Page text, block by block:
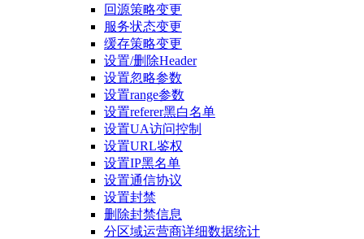
回源策略变更
服务状态变更
缓存策略变更
设置/删除Header
设置忽略参数
设置range参数
设置referer黑白名单
设置UA访问控制
设置URL鉴权
设置IP黑名单
设置通信协议
设置封禁
删除封禁信息
分区域运营商详细数据统计